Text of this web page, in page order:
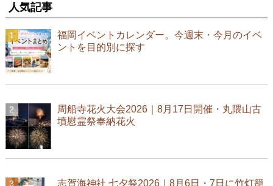
人気記事
福岡イベントカレンダー。今週末・今月のイベ
ントを目的別に探す
周船寺花火大会2026｜8月17日開催・丸隈山古
墳慰霊祭奉納花火
志賀海神社 七夕祭2026｜8月6日・7日に竹灯籠